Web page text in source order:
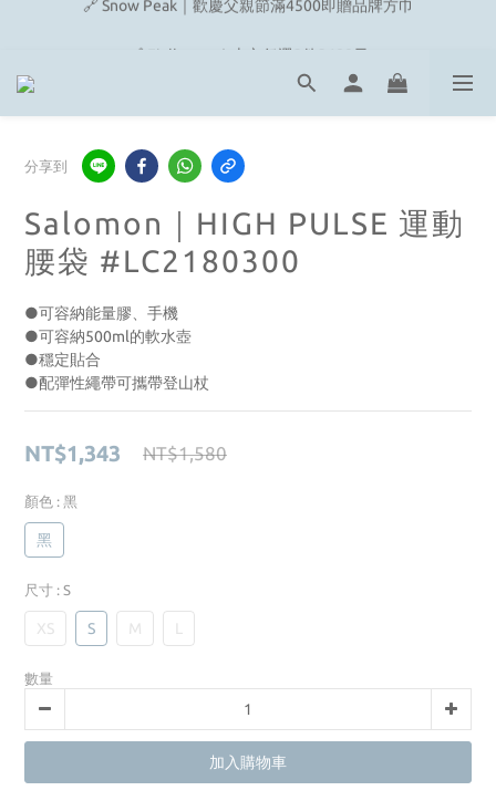
🔗 Fjallraven｜上衣任選2件2480元
🎉On/HOKA 新品陸續上架
分享到
Salomon｜HIGH PULSE 運動
腰袋 #LC2180300
●可容納能量膠、手機
●可容納500ml的軟水壺
●穩定貼合
●配彈性繩帶可攜帶登山杖
NT$1,343 NT$1,580
顏色 : 黑
黑
尺寸 : S
XS S M
數量
加入購物車